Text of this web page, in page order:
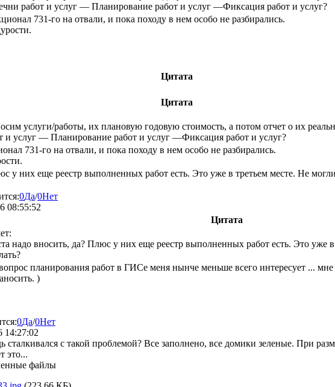
работ и услуг — Планирование работ и услуг —Фиксация работ и услуг?
731-го на отвали, и пока походу в нем особо не разбирались.
Цитата
Цитата
услуги/работы, их плановую годовую стоимость, а потом отчет о их
и услуг — Планирование работ и услуг —Фиксация работ и услуг?
731-го на отвали, и пока походу в нем особо не разбирались.
у них еще реестр выполненных работ есть. Это уже в третьем месте. Не
0Да/0Нет
08:55:52
Цитата
надо вносить, да? Плюс у них еще реестр выполненных работ есть. Это уже
планирования работ в ГИСе меня нынче меньше всего интересует ...
)
0Да/0Нет
14:27:02
сталкивался с такой проблемой? Все заполнено, все домики зеленые. При
это...
файлы